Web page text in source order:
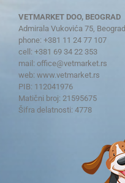
VETMARKET DOO, BEOGRAD
Admirala Vukovića 75, Beograd
phone: +381 11 24 77 107
cell: +381 69 34 22 353
mail: office@vetmarket.rs
web: www.vetmarket.rs
PIB: 112041976
Matični broj: 21595675
Šifra delatnosti: 4778